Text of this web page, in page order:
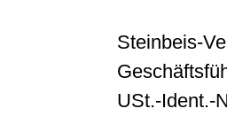
Steinbeis-
USt.-Ident.-